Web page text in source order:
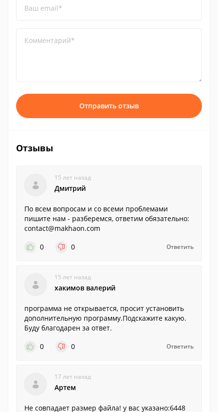
Ваш email*
Комментарий*
Отправить отзыв
Отзывы
15 лет назад
Дмитрий
По всем вопросам и со всеми проблемами
пишите нам - разберемся, ответим обязательно:
contact@makhaon.com
0
0 Ответить
15 лет назад
хакимов валерий
программа не открывается, просит установить
дополнительную программу.Подскажите какую.
Буду благодарен за ответ.
0
0 Ответить
17 лет назад
Артем
Не совпадает размер файла! у вас указано:6448